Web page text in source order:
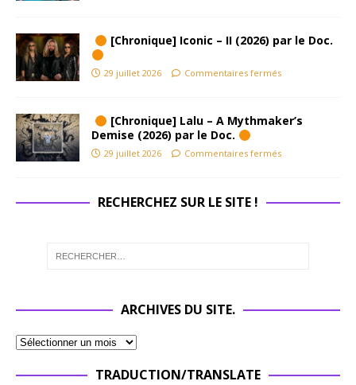
[Chronique] Iconic – II (2026) par le Doc.
29 juillet 2026 Commentaires fermés
[Chronique] Lalu – A Mythmaker’s
Demise (2026) par le Doc.
29 juillet 2026 Commentaires fermés
RECHERCHEZ SUR LE SITE !
ARCHIVES DU SITE.
TRADUCTION/TRANSLATE